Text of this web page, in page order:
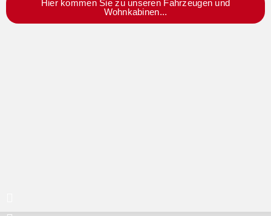
Hier kommen Sie zu unseren Fahrzeugen und
Wohnkabinen...